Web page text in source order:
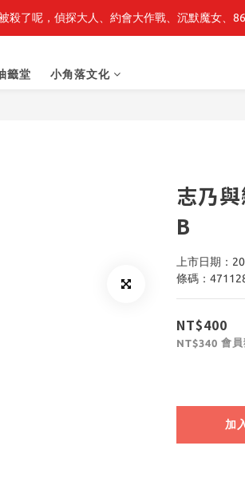
最新開賣🔥「全知讀者視角」 周邊商品
殺了呢，偵探大人、約會大作戰、沉默魔女、
籤堂 小角落文化
志乃
B
上市日期：
條碼：
NT$400
NT$340 會員
加